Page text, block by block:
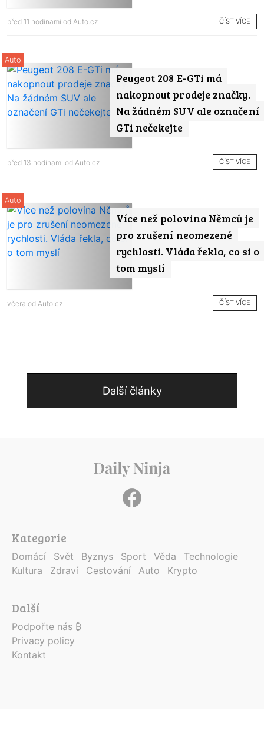
před 11 hodinami od Auto.cz ČÍST VÍCE
Peugeot 208 E-GTi má
nakopnout prodeje značky.
Na žádném SUV ale označení
GTi nečekejte
Auto
před 13 hodinami od Auto.cz ČÍST VÍCE
Více než polovina Němců je
pro zrušení neomezené
rychlosti. Vláda řekla, co si o
tom myslí
Auto
včera od Auto.cz ČÍST VÍCE
Další články
Kategorie
Domácí Svět Byznys Sport Věda
Technologie
Kultura
Zdraví Cestování Auto Krypto
Další
Podpořte nás ₿
Privacy policy
Kontakt